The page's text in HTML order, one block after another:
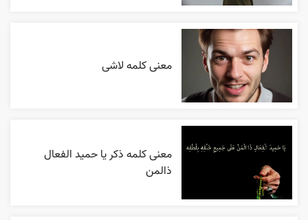
معنی کلمه لاشی
معنی کلمه ذکر یا حمید الفعال
ذالمن